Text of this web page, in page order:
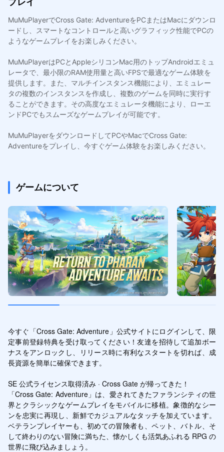
MuMuPlayerでCross Gate: AdventureをPCまたはMacにダウンロ
ードし、スマートなコントロールと高いグラフィック性能でPCの
ようなゲームプレイをお楽しみください。
MuMuPlayerはPCとAppleシリコンMac用のトップAndroidエミュ
レータで、最小限のRAM使用量と高いFPSで最適なゲーム体験を
提供します。また、マルチインスタンス機能により、エミュレー
タの複数のインスタンスを作成し、複数のゲームを同時に実行す
ることができます。その高度なエミュレータ機能により、ローエ
ンドPCでもスムーズなゲームプレイが可能です。
MuMuPlayerをダウンロードしてPCやMacでCross Gate:
Adventureをプレイし、今すぐゲーム体験をお楽しみください。
ゲームについて
今すぐ「Cross Gate: Adventure」公式サイトにログインして、限
定事前登録特典を受け取ってください！友達を招待して追加ボー
ナスをアンロックし、リリース時に有利なスタートを切れば、成
長資源を簡単に確保できます。
SE 公式ライセンス取得済み · Cross Gate が帰ってきた！
「Cross Gate: Adventure」は、愛されてきたファランシティの世
界とクラシックなゲームプレイをモバイルに移植。象徴的なシー
ンを忠実に再現し、新鮮でカジュアルなタッチを加えています。
ベテランプレイヤーも、初めての冒険者も、ペット、バトル、そ
して終わりのない冒険に満ちた、懐かしくも活気あふれる RPG の
世界に飛び込みましょう。